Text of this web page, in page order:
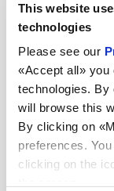
This website
technologies
Please see our
«Accept all» you
technologies. By
will browse this
By clicking on
preferences.
clicking on the
News
Guarda tutte
6 luglio 2026 News